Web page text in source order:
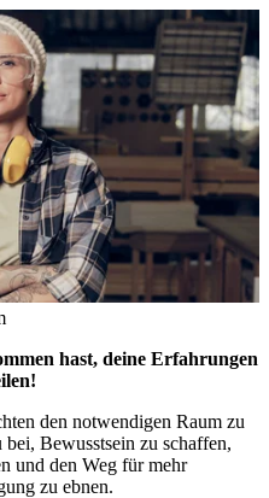
hast, deine Erfahrungen
den notwendigen Raum zu
bei, Bewusstsein zu schaffen,
und den Weg für mehr
zu ebnen.